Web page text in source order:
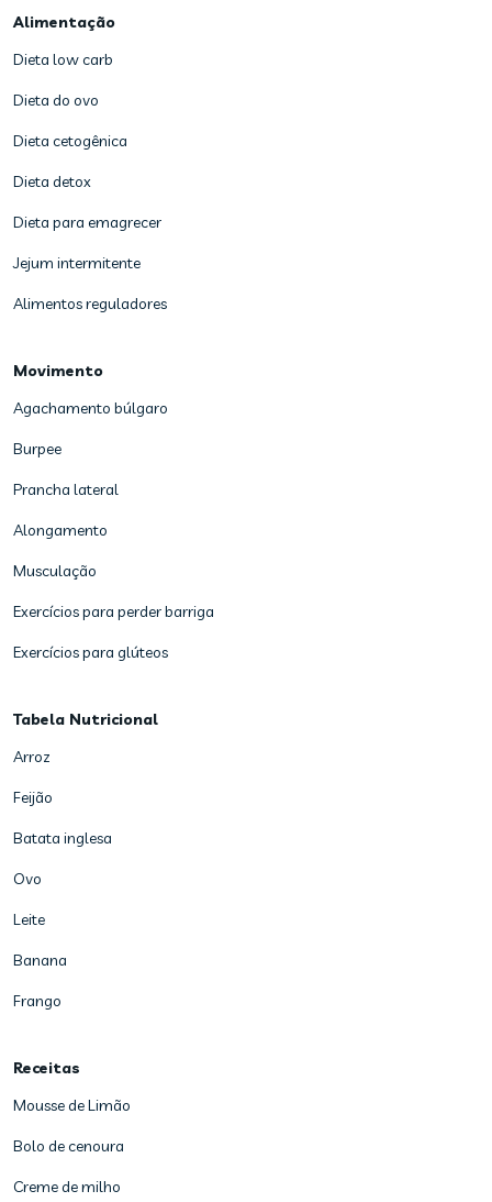
Alimentação
Dieta low carb
Dieta do ovo
Dieta cetogênica
Dieta detox
Dieta para emagrecer
Jejum intermitente
Alimentos reguladores
Movimento
Agachamento búlgaro
Burpee
Prancha lateral
Alongamento
Musculação
Exercícios para perder barriga
Exercícios para glúteos
Tabela Nutricional
Arroz
Feijão
Batata inglesa
Ovo
Leite
Banana
Frango
Receitas
Mousse de Limão
Bolo de cenoura
Creme de milho